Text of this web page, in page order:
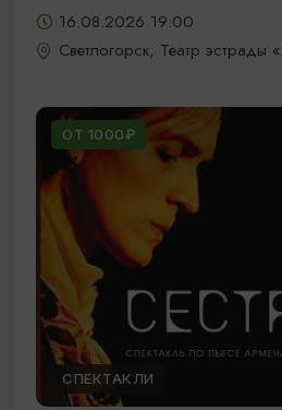
16.08.2026 19:00
Светлогорск, Театр эстрады
ОТ 1000₽
СПЕКТАКЛИ